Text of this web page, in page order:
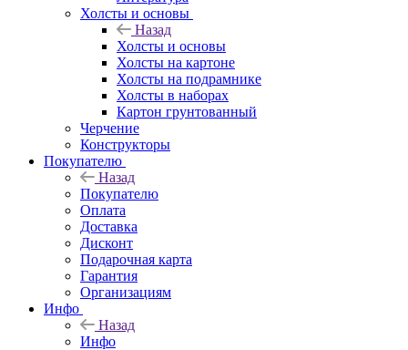
Холсты и основы
Назад
Холсты и основы
Холсты на картоне
Холсты на подрамнике
Холсты в наборах
Картон грунтованный
Черчение
Конструкторы
Покупателю
Назад
Покупателю
Оплата
Доставка
Дисконт
Подарочная карта
Гарантия
Организациям
Инфо
Назад
Инфо